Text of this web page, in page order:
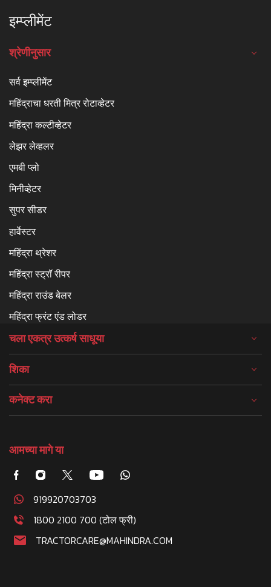
इम्प्लीमेंट
श्रेणीनुसार
सर्व इम्प्लीमेंट
महिंद्राचा धरती मित्र रोटाव्हेटर
महिंद्रा कल्टीव्हेटर
लेझर लेव्हलर
एमबी प्लो
मिनीव्हेटर
सुपर सीडर
हार्वेस्टर
महिंद्रा थ्रेशर
महिंद्रा स्ट्रॉ रीपर
महिंद्रा राउंड बेलर
महिंद्रा फ्रंट एंड लोडर
चला एकत्र उत्कर्ष साधूया
शिका
कनेक्ट करा
आमच्या मागे या
919920703703
1800 2100 700 (टोल फ्री)
TRACTORCARE@MAHINDRA.COM